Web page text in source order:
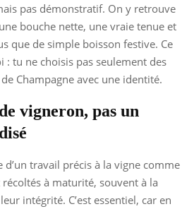
pas démonstratif. On y retrouve
bouche nette, une vraie tenue et
que de simple boisson festive. Ce
: tu ne choisis pas seulement des
Champagne avec une identité.
vigneron, pas un
travail précis à la vigne comme
à maturité, souvent à la
intégrité. C’est essentiel, car en